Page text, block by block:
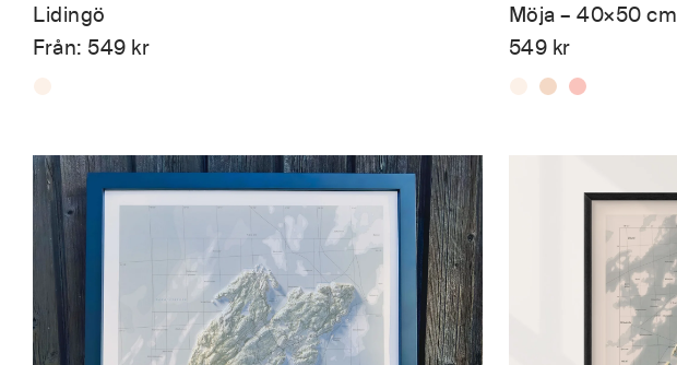
Lidingö
Från: 549 kr
Möja – 40×50 cm
549 kr